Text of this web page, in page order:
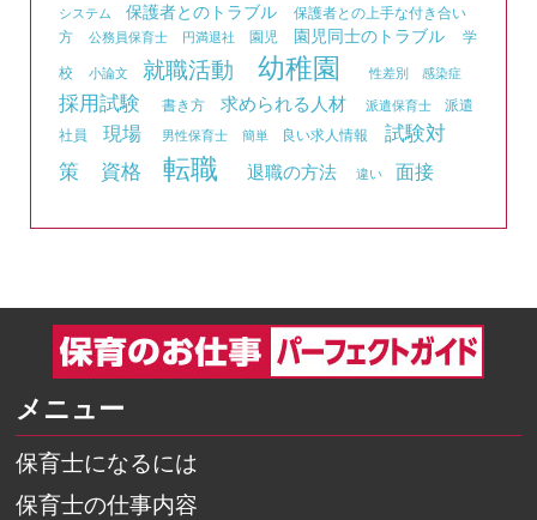
システム
保護者とのトラブル
保護者との上手な付き合い
方
公務員保育士 円満退社 園児 園児同士のトラブル
学
校
小論文 就職活動 幼稚園 性差別 感染症
採用試験 書き方 求められる人材 派遣保育士
派遣
社員
現場 男性保育士 簡単 良い求人情報
試験対
策
資格 転職 退職の方法 違い 面接
メニュー
保育士になるには
保育士の仕事内容